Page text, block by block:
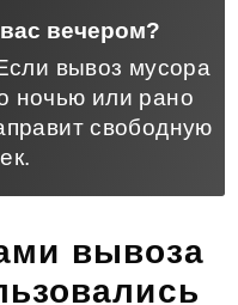
вечером?
вывоз мусора
ночью или рано
свободную
вывоза